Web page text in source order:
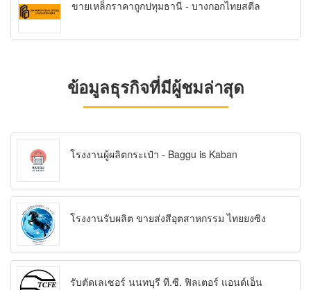
ขายเหล็กราคาถูกปทุมธานี - บางกอกไทยสตีล
ข้อมูลธุรกิจที่มีผู้ชมล่าสุด
โรงงานผู้ผลิตกระเป๋า - Baggu is Kaban
โรงงานรับผลิต ขายส่งสีอุตสาหกรรม ไทยยงซิง
รับตัดเลเซอร์ นนทบุรี ที.ซี. ฟิลเตอร์ แอนด์เอ็น